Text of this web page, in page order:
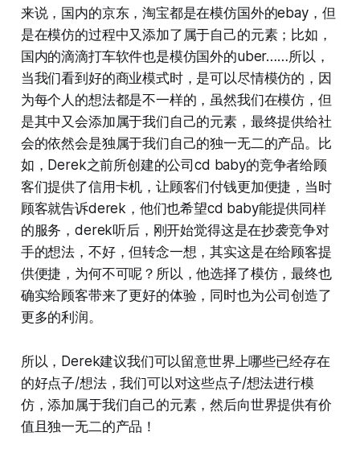
来说，国内的京东，淘宝都是在模仿国外的ebay，但
是在模仿的过程中又添加了属于自己的元素；比如，
国内的滴滴打车软件也是模仿国外的uber……所以，
当我们看到好的商业模式时，是可以尽情模仿的，因
为每个人的想法都是不一样的，虽然我们在模仿，但
是其中又会添加属于我们自己的元素，最终提供给社
会的依然会是独属于我们自己的独一无二的产品。比
如，Derek之前所创建的公司cd baby的竞争者给顾
客们提供了信用卡机，让顾客们付钱更加便捷，当时
顾客就告诉derek，他们也希望cd baby能提供同样
的服务，derek听后，刚开始觉得这是在抄袭竞争对
手的想法，不好，但转念一想，其实这是在给顾客提
供便捷，为何不可呢？所以，他选择了模仿，最终也
确实给顾客带来了更好的体验，同时也为公司创造了
更多的利润。
所以，Derek建议我们可以留意世界上哪些已经存在
的好点子/想法，我们可以对这些点子/想法进行模
仿，添加属于我们自己的元素，然后向世界提供有价
值且独一无二的产品！